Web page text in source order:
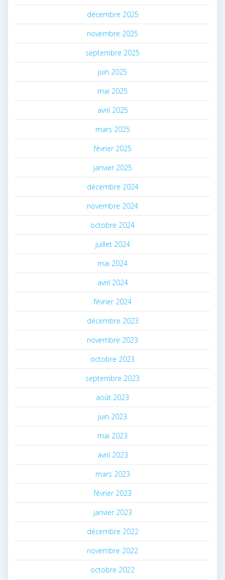
décembre 2025
novembre 2025
septembre 2025
juin 2025
mai 2025
avril 2025
mars 2025
février 2025
janvier 2025
décembre 2024
novembre 2024
octobre 2024
juillet 2024
mai 2024
avril 2024
février 2024
décembre 2023
novembre 2023
octobre 2023
septembre 2023
août 2023
juin 2023
mai 2023
avril 2023
mars 2023
février 2023
janvier 2023
décembre 2022
novembre 2022
octobre 2022